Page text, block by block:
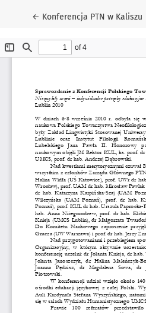
← Wróć do szczegółów artykułu
Konferencja PTN w Kaliszu